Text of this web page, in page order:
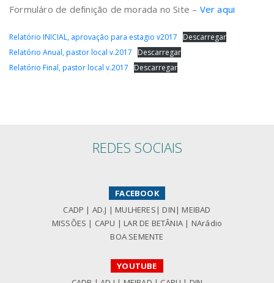
Formuláro de definição de morada no Site – Ver aqui
Relatório INICIAL, aprovação para estagio v2017
Descarregar
Relatório Anual, pastor local v.2017
Descarregar
Relatório Final, pastor local v.2017
Descarregar
REDES SOCIAIS
FACEBOOK
CADP | AD.J | MULHERES | DIN | MEIBAD
MISSÕES | CAPU | LAR DE BETÂNIA | NArádio
BOA SEMENTE
YOUTUBE